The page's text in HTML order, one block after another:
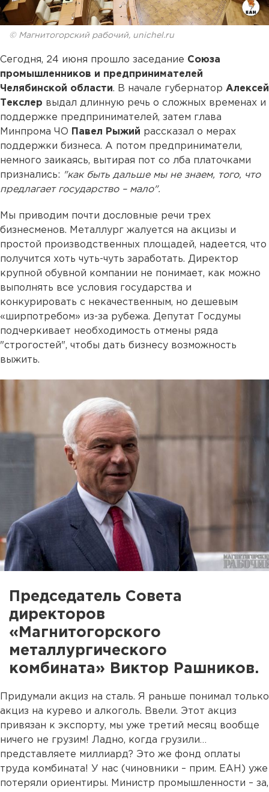
© Магнитогорский рабочий, unichel.ru
Сегодня, 24 июня прошло заседание Союза
промышленников и предпринимателей
Челябинской области. В начале губернатор Алексей
Текслер выдал длинную речь о сложных временах и
поддержке предпринимателей, затем глава
Минпрома ЧО Павел Рыжий рассказал о мерах
поддержки бизнеса. А потом предприниматели,
немного заикаясь, вытирая пот со лба платочками
признались: "как быть дальше мы не знаем, того, что
предлагает государство – мало".
Мы приводим почти дословные речи трех
бизнесменов. Металлург жалуется на акцизы и
простой производственных площадей, надеется, что
получится хоть чуть-чуть заработать. Директор
крупной обувной компании не понимает, как можно
выполнять все условия государства и
конкурировать с некачественным, но дешевым
«ширпотребом» из-за рубежа. Депутат Госдумы
подчеркивает необходимость отмены ряда
"строгостей", чтобы дать бизнесу возможность
выжить.
Председатель Совета
директоров
«Магнитогорского
металлургического
комбината» Виктор Рашников.
Придумали акциз на сталь. Я раньше понимал только
акциз на курево и алкоголь. Ввели. Этот акциз
привязан к экспорту, мы уже третий месяц вообще
ничего не грузим! Ладно, когда грузили…
представляете миллиард? Это же фонд оплаты
труда комбината! У нас (чиновники – прим. ЕАН) уже
потеряли ориентиры. Министр промышленности – за,